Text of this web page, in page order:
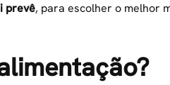
prevê, para escolher o melhor